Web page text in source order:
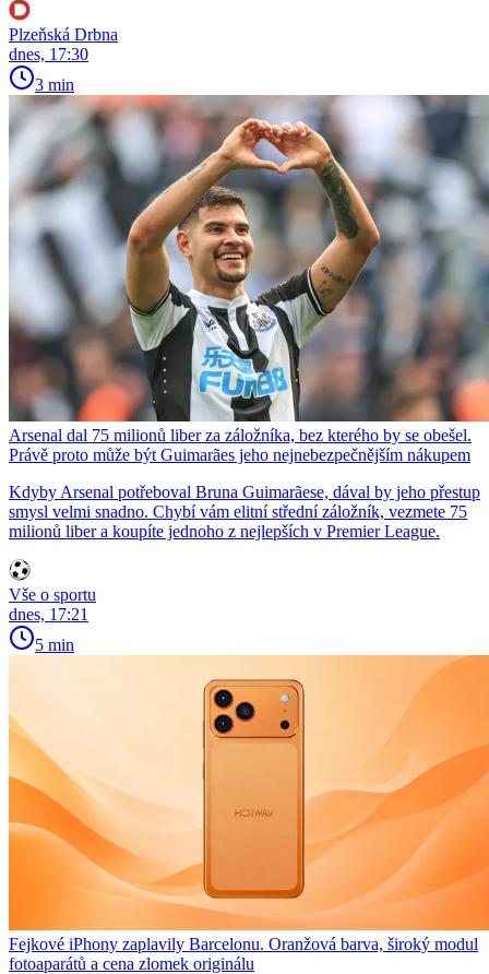
Plzeňská Drbna
dnes, 17:30
3 min
Arsenal dal 75 milionů liber za záložníka, bez kterého by se obešel.
Právě proto může být Guimarães jeho nejnebezpečnějším nákupem
Kdyby Arsenal potřeboval Bruna Guimarãese, dával by jeho přestup
smysl velmi snadno. Chybí vám elitní střední záložník, vezmete 75
milionů liber a koupíte jednoho z nejlepších v Premier League.
Vše o sportu
dnes, 17:21
5 min
Fejkové iPhony zaplavily Barcelonu. Oranžová barva, široký modul
fotoaparátů a cena zlomek originálu